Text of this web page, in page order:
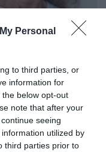
Personal
to third parties, or
information for
below opt-out
note that after your
seeing
utilized by
third parties prior to